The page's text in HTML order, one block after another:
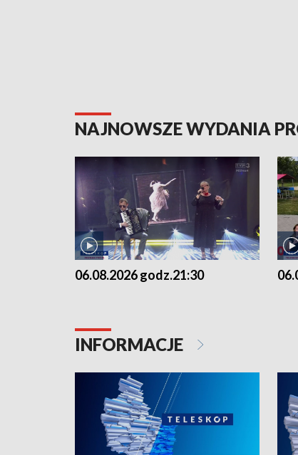
NAJNOWSZE WYDANIA
06.08.2026 godz.21:30
INFORMACJE